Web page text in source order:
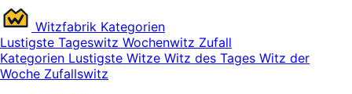
Witzfabrik Kategorien
Lustigste Tageswitz Wochenwitz Zufall
Kategorien Lustigste Witze Witz des Tages Witz der
Woche Zufallswitz